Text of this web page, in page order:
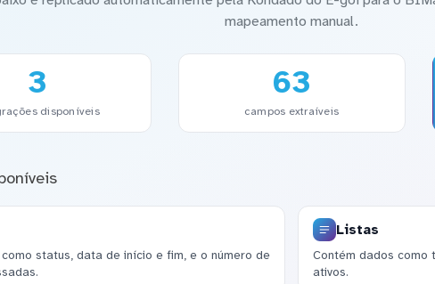
mapeamento manual.
3
disponíveis
63
campos extraíveis
status, data de início e fim, e o número de
Listas
Contém dados como
ativos.